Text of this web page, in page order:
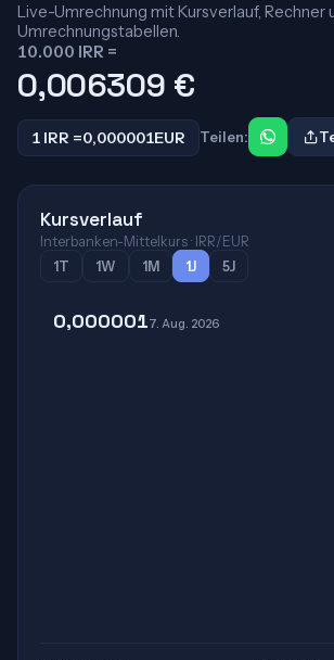
Live-Umrechnung mit Kursverlauf, Rechner
Umrechnungstabellen.
10.000 IRR =
0,006309 €
1 IRR =0,000001EUR Teilen:
Kursverlauf
Interbanken-Mittelkurs · IRR/EUR
1T
1W 1M 1J 5J
0,0000017. Aug. 2026